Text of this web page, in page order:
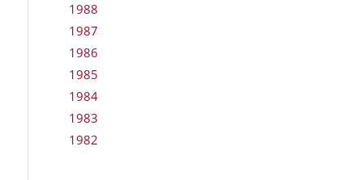
1988
1987
1986
1985
1984
1983
1982